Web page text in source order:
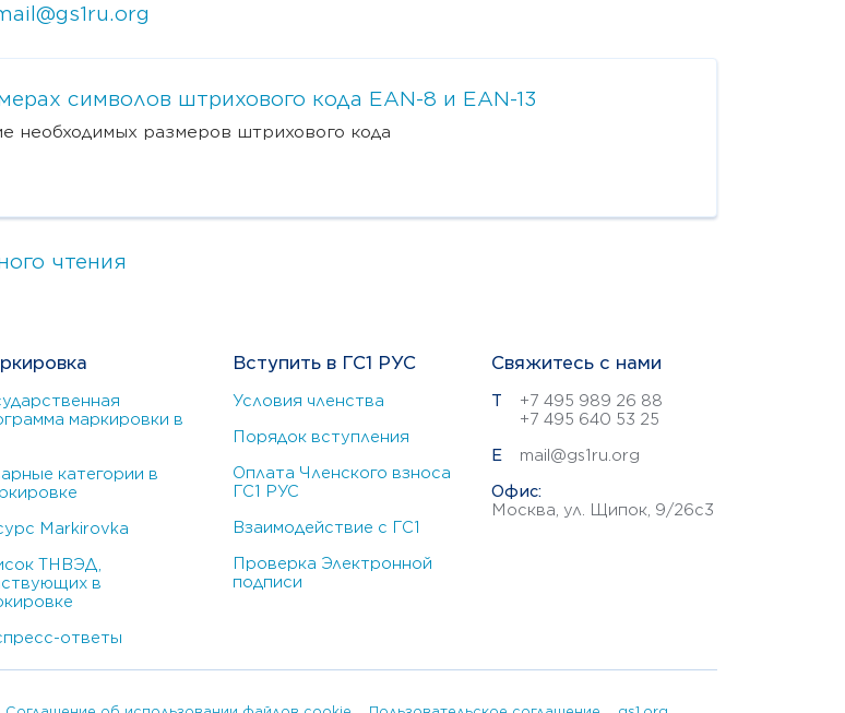
символов штрихового кода EAN-8 и EAN-13
необходимых размеров штрихового кода
чтения
маркировки в
категории в
Markirovka
ТНВЭД,
в
ответы
Вступить в ГС1 РУС
Условия членства
Порядок вступления
Оплата Членского взноса
ГС1 РУС
Взаимодействие с ГС1
Проверка Электронной
подписи
Свяжитесь с нами
Т
+7 495 989 26 88
+7 495 640 53 25
E mail@gs1ru.org
Офис:
Москва, ул. Щипок, 9/26с3